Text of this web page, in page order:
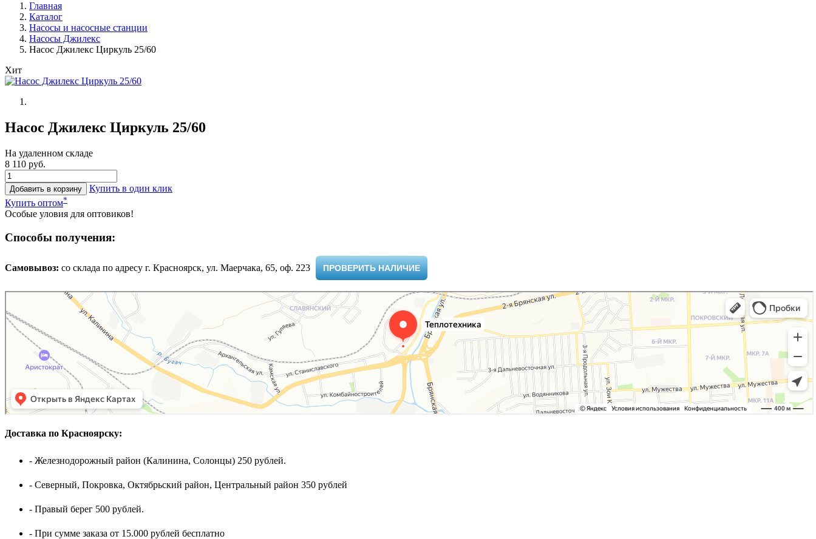
Главная
Каталог
Насосы и насосные станции
Насосы Джилекс
Насос Джилекс Циркуль 25/60
Хит
Насос Джилекс Циркуль 25/60
На удаленном складе
8 110 руб.
Добавить в корзину
Купить в один клик
Купить оптом*
Особые уловия для оптовиков!
Способы получения:
Самовывоз: cо склада по адресу г. Красноярск, ул. Маерчака, 65, оф. 223 ​ ПРОВЕРИТЬ НАЛИЧИЕ
Доставка по Красноярску:
- Железнодорожный район (Калинина, Солонцы) 250 рублей.
- Северный, Покровка, Октябрьский район, Центральный район 350 рублей
- Правый берег 500 рублей.
- При сумме заказа от 15.000 рублей бесплатно